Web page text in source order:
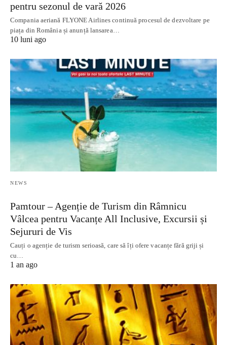
pentru sezonul de vară 2026
Compania aeriană FLYONE Airlines continuă procesul de dezvoltare pe
piața din România și anunță lansarea…
10 luni ago
NEWS
Pamtour – Agenție de Turism din Râmnicu
Vâlcea pentru Vacanțe All Inclusive, Excursii și
Sejururi de Vis
Cauți o agenție de turism serioasă, care să îți ofere vacanțe fără griji și
cu…
1 an ago